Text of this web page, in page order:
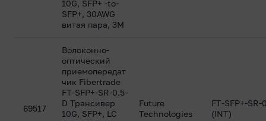
10G, SFP+ -to-
SFP+, 30AWG
витая пара, 3M
69517
Волоконно-
оптический
приемопередат
чик Fibertrade
FT-SFP+-SR-0.5-
D Трансивер
10G, SFP+, LC
Future
Technologies
FT-SFP+-SR-
(INT)